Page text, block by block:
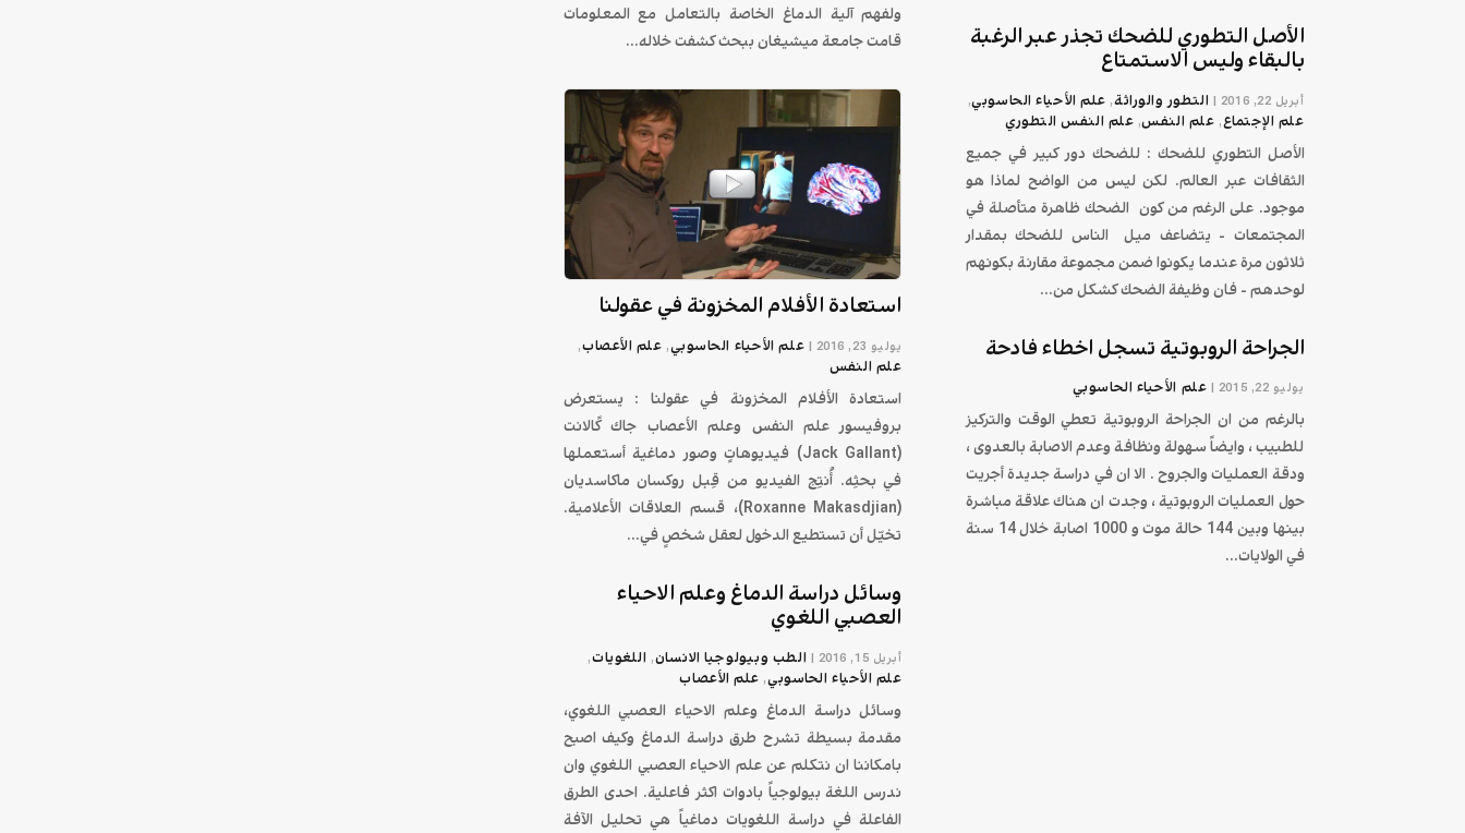
الأصل التطوري للضحك تجذر عبر الرغبة
بالبقاء وليس الاستمتاع
أبريل 22, 2016 | التطور والوراثة, علم الأحياء الحاسوبي,
علم الإجتماع, علم النفس, علم النفس التطوري
الأصل التطوري للضحك : للضحك دور كبير في جميع
الثقافات عبر العالم. لكن ليس من الواضح لماذا هو
موجود. على الرغم من كون الضحك ظاهرة متأصلة في
المجتمعات - يتضاعف ميل الناس للضحك بمقدار
ثلاثون مرة عندما يكونوا ضمن مجموعة مقارنة بكونهم
لوحدهم - فان وظيفة الضحك كشكل من...
الجراحة الروبوتية تسجل اخطاء فادحة
يوليو 22, 2015 | علم الأحياء الحاسوبي
بالرغم من ان الجراحة الروبوتية تعطي الوقت والتركيز
للطبيب ، وايضاً سهولة ونظافة وعدم الاصابة بالعدوى ،
ودقة العمليات والجروح . الا ان في دراسة جديدة أجريت
حول العمليات الروبوتية ، وجدت ان هناك علاقة مباشرة
بينها وبين 144 حالة موت و 1000 اصابة خلال 14 سنة
في الولايات...
ولفهم آلية الدماغ الخاصة بالتعامل مع المعلومات
قامت جامعة ميشيغان ببحث كشفت خلاله...
استعادة الأفلام المخزونة في عقولنا
يوليو 23, 2016 | علم الأحياء الحاسوبي, علم الأعصاب,
علم النفس
استعادة الأفلام المخزونة في عقولنا : يستعرض
بروفيسور علم النفس وعلم الأعصاب جاك كًالانت
(Jack Gallant) فيديوهاتٍ وصور دماغية أستعملها
في بحثِه. أُنتِج الفيديو من قِبل روكسان ماكاسديان
(Roxanne Makasdjian)، قسم العلاقات الأعلامية.
تخيّل أن تستطيع الدخول لعقل شخصٍ في...
وسائل دراسة الدماغ وعلم الاحياء
العصبي اللغوي
أبريل 15, 2016 | الطب وبيولوجيا الانسان, اللغويات,
علم الأحياء الحاسوبي, علم الأعصاب
وسائل دراسة الدماغ وعلم الاحياء العصبي اللغوي،
مقدمة بسيطة تشرح طرق دراسة الدماغ وكيف اصبح
بامكاننا ان نتكلم عن علم الاحياء العصبي اللغوي وان
ندرس اللغة بيولوجياً بادوات اكثر فاعلية. احدى الطرق
الفاعلة في دراسة اللغويات دماغياً هي تحليل الآفة